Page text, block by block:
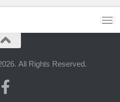
All Rights Reserved.